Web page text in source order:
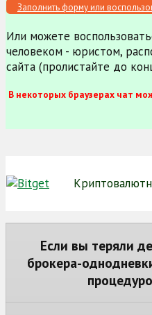
Заполнить форму или
Или можете
человеком - юристом,
сайта (пролистайте до
В некоторых браузерах чат
Если вы теряли
брокера-